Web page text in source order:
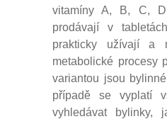
vitamíny A, B, C,
prodávají v
prakticky užívají a
metabolické procesy
variantou jsou
případě se vyplatí
vyhledávat bylinky,